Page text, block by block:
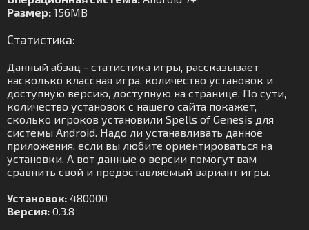
Размер: 156MB
Статистика:
Данный абзац - статистика игры, рассказывает
насколько классная игра, количество установок и
доступную версию, доступную на странице. По сути,
количество установок с нашего сайта покажет,
сколько игроков установили Spells of Genesis для
системы Android. Надо ли устанавливать данное
приложения, если вы любите ориентироваться на
установки. А вот данные о версии помогут вам
сравнить свой и предоставляемый вариант игры.
Установок: 480000
Версия: 0.3.8